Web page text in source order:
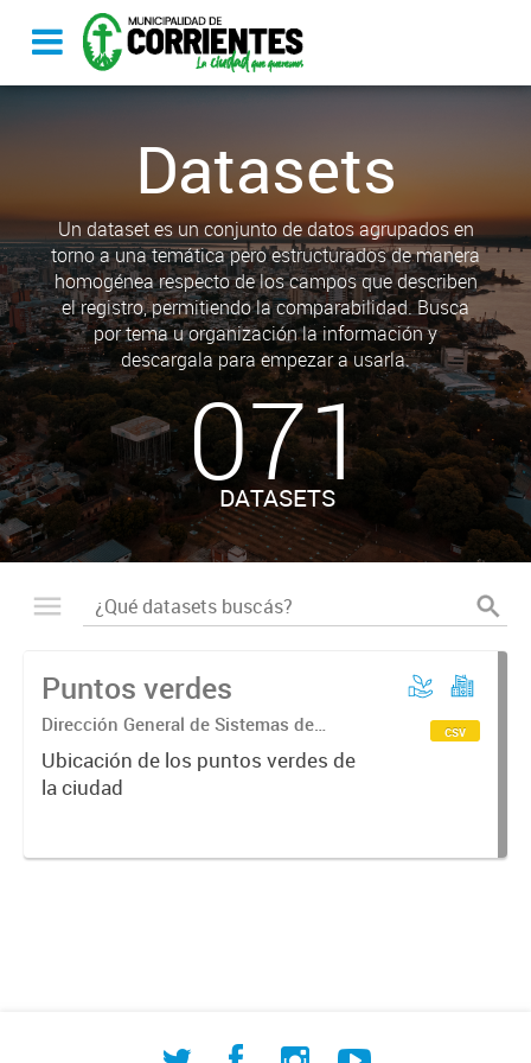
Datasets
Un dataset es un conjunto de datos agrupados en
torno a una temática pero estructurados de manera
homogénea respecto de los campos que describen
el registro, permitiendo la comparabilidad. Busca
por tema u organización la información y
descargala para empezar a usarla.
071
DATASETS
Puntos verdes
Dirección General de Sistemas de
Información Geográfica
Ubicación de los puntos verdes de
la ciudad
csv